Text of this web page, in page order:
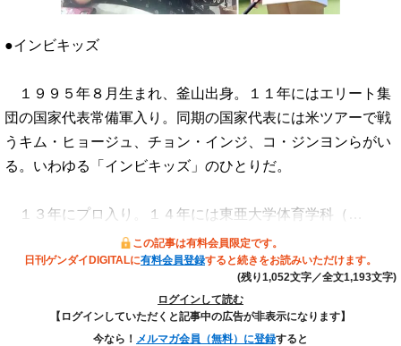
●インビキッズ
１９９５年８月生まれ、釜山出身。１１年にはエリート集
団の国家代表常備軍入り。同期の国家代表には米ツアーで戦
うキム・ヒョージュ、チョン・インジ、コ・ジンヨンらがい
る。いわゆる「インビキッズ」のひとりだ。
１３年にプロ入り。１４年には東亜大学体育学科（…
この記事は有料会員限定です。
日刊ゲンダイDIGITALに有料会員登録すると続きをお読みいただけます。
(残り1,052文字／全文1,193文字)
ログインして読む
【ログインしていただくと記事中の広告が非表示になります】
今なら！ メルマガ会員（無料）に登録すると